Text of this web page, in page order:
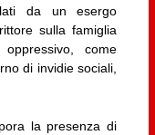
da un esergo
sulla famiglia
come
di invidie sociali,
la presenza di